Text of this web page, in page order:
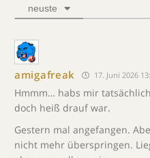
neuste
amigafreak 17. Juni 2026
Hmmm… habs mir
doch heiß drauf war.
Gestern mal angefangen.
nicht mehr überspringen.